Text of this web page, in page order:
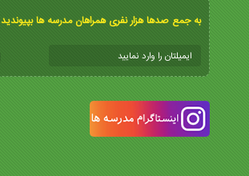
به جمع صدها هزار نفری همراهان مدرسه ها بپیوندید